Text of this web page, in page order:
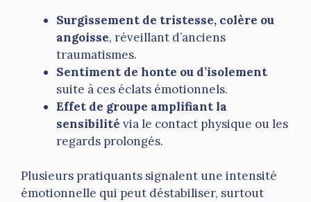
Surgissement de tristesse, colère ou
angoisse, réveillant d’anciens
traumatismes.
Sentiment de honte ou d’isolement
suite à ces éclats émotionnels.
Effet de groupe amplifiant la
sensibilité via le contact physique ou les
regards prolongés.
Plusieurs pratiquants signalent une intensité
émotionnelle qui peut déstabiliser, surtout